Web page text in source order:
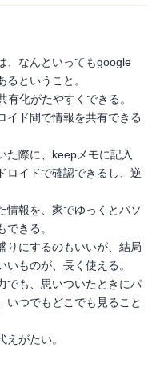
、なんといってもgoogle
ということ。
化がたやすくできる。
イド間で情報を共有できる
た際に、keepメモに記入
ロイドで確認できるし、逆
情報を、家でゆっくとパソ
きる。
りにするのもいいが、結局
ものが、長く使える。
でも、思いついたときにパ
いつでもどこでも見ること
がたい。